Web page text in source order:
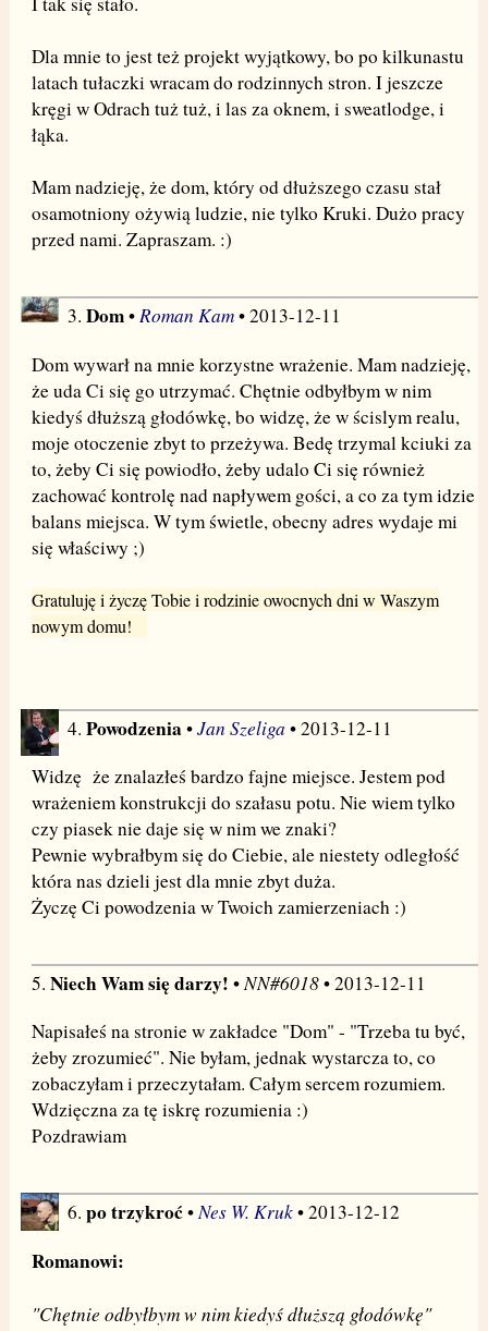
Dla mnie to jest też projekt wyjątkowy, bo po kilkunastu
latach tułaczki wracam do rodzinnych stron. I jeszcze
kręgi w Odrach tuż tuż, i las za oknem, i sweatlodge, i
łąka.
Mam nadzieję, że dom, który od dłuższego czasu stał
osamotniony ożywią ludzie, nie tylko Kruki. Dużo pracy
przed nami. Zapraszam. :)
3. Dom•Roman Kam• 2013-12-11
Dom wywarł na mnie korzystne wrażenie. Mam nadzieję,
że uda Ci się go utrzymać. Chętnie odbyłbym w nim
kiedyś dłuższą głodówkę, bo widzę, że w ścislym realu,
moje otoczenie zbyt to przeżywa. Bedę trzymal kciuki za
to, żeby Ci się powiodło, żeby udalo Ci się również
zachować kontrolę nad napływem gości, a co za tym idzie
balans miejsca. W tym świetle, obecny adres wydaje mi
się właściwy ;)
Gratuluję i życzę Tobie i rodzinie owocnych dni w Waszym
nowym domu!
4. Powodzenia •Jan Szeliga • 2013-12-11
Widzę że znalazłeś bardzo fajne miejsce. Jestem pod
wrażeniem konstrukcji do szałasu potu. Nie wiem tylko
czy piasek nie daje się w nim we znaki?
Pewnie wybrałbym się do Ciebie, ale niestety odległość
która nas dzieli jest dla mnie zbyt duża.
Życzę Ci powodzenia w Twoich zamierzeniach :)
5. Niech Wam się darzy! •NN#6018• 2013-12-11
Napisałeś na stronie w zakładce "Dom" - "Trzeba tu być,
żeby zrozumieć". Nie byłam, jednak wystarcza to, co
zobaczyłam i przeczytałam. Całym sercem rozumiem.
Wdzięczna za tę iskrę rozumienia :)
Pozdrawiam
6. po trzykroć•Nes W. Kruk• 2013-12-12
Romanowi:
"Chętnie odbyłbym w nim kiedyś dłuższą głodówkę"